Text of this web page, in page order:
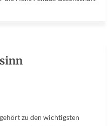
zu den wichtigsten